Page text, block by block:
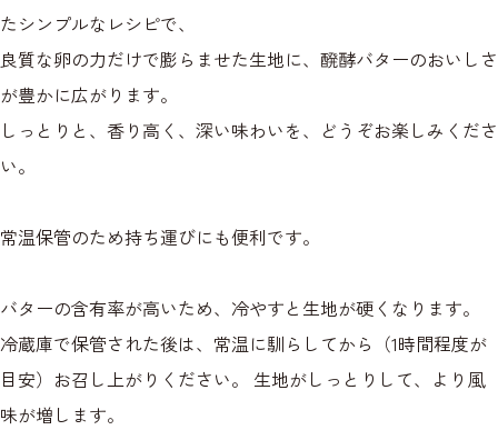
たシンプルなレシピで、
良質な卵の力だけで膨らませた生地に、醗酵バターのおいしさ
が豊かに広がります。
しっとりと、香り高く、深い味わいを、どうぞお楽しみくださ
い。
常温保管のため持ち運びにも便利です。
バターの含有率が高いため、冷やすと生地が硬くなります。
冷蔵庫で保管された後は、常温に馴らしてから（1時間程度が
目安）お召し上がりください。 生地がしっとりして、より風
味が増します。